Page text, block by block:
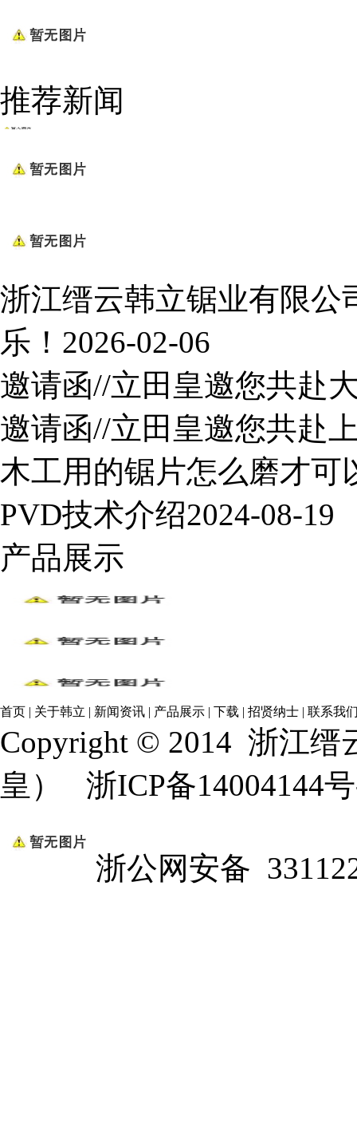
推荐新闻
浙江缙云韩立锯业有限公
乐！ 2026-02-06
邀请函//立田皇邀您共赴
邀请函//立田皇邀您共赴
木工用的锯片怎么磨才可
PVD技术介绍2024-08-19
产品展示
首页 | 关于韩立 | 新闻资讯 | 产品展示 | 下载 | 招贤纳士 | 联系我
Copyright © 2014 浙江缙
皇）
浙ICP备14004144
浙公网安备